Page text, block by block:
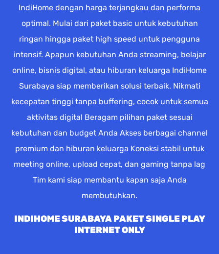
IndiHome dengan harga terjangkau dan performa
optimal. Mulai dari paket basic untuk kebutuhan
ringan hingga paket high speed untuk pengguna
intensif. Apapun kebutuhan Anda streaming, belajar
online, bisnis digital, atau hiburan keluarga IndiHome
Surabaya siap memberikan solusi terbaik. Nikmati
kecepatan tinggi tanpa buffering, cocok untuk semua
aktivitas digital Beragam pilihan paket sesuai
kebutuhan dan budget Anda Akses berbagai channel
premium dan hiburan keluarga Koneksi stabil untuk
meeting online, upload cepat, dan gaming tanpa lag
Tim kami siap membantu kapan saja Anda
membutuhkan.
INDIHOME SURABAYA PAKET SINGLE PLAY
INTERNET ONLY